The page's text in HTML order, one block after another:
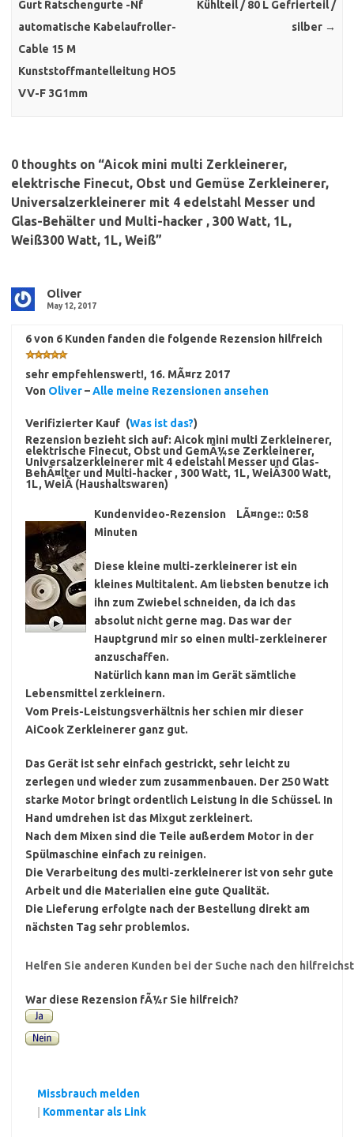
Gurt Ratschengurte -Nf
automatische Kabelaufroller-
Cable 15 M
Kunststoffmantelleitung HO5
VV-F 3G1mm
Kühlteil / 80 L Gefrierteil /
silber →
0 thoughts on “Aicok mini multi Zerkleinerer,
elektrische Finecut, Obst und Gemüse Zerkleinerer,
Universalzerkleinerer mit 4 edelstahl Messer und
Glas-Behälter und Multi-hacker , 300 Watt, 1L,
Weiß300 Watt, 1L, Weiß”
Oliver
May 12, 2017
6 von 6 Kunden fanden die folgende Rezension hilfreich
sehr empfehlenswert!, 16. MÃ¤rz 2017
Von Oliver–Alle meine Rezensionen ansehen
Verifizierter Kauf (Was ist das?)
Rezension bezieht sich auf: Aicok mini multi Zerkleinerer,
elektrische Finecut, Obst und GemÃ¼se Zerkleinerer,
Universalzerkleinerer mit 4 edelstahl Messer und Glas-
BehÃ¤lter und Multi-hacker , 300 Watt, 1L, WeiÃ300 Watt,
1L, WeiÃ (Haushaltswaren)
Kundenvideo-Rezension
LÃ¤nge:: 0:58
Minuten
Diese kleine multi-zerkleinerer ist ein
kleines Multitalent. Am liebsten benutze ich
ihn zum Zwiebel schneiden, da ich das
absolut nicht gerne mag. Das war der
Hauptgrund mir so einen multi-zerkleinerer
anzuschaffen.
Natürlich kann man im Gerät sämtliche
Lebensmittel zerkleinern.
Vom Preis-Leistungsverhältnis her schien mir dieser
AiCook Zerkleinerer ganz gut.
Das Gerät ist sehr einfach gestrickt, sehr leicht zu
zerlegen und wieder zum zusammenbauen. Der 250 Watt
starke Motor bringt ordentlich Leistung in die Schüssel. In
Hand umdrehen ist das Mixgut zerkleinert.
Nach dem Mixen sind die Teile außerdem Motor in der
Spülmaschine einfach zu reinigen.
Die Verarbeitung des multi-zerkleinerer ist von sehr gute
Arbeit und die Materialien eine gute Qualität.
Die Lieferung erfolgte nach der Bestellung direkt am
nächsten Tag sehr problemlos.
Helfen Sie anderen Kunden bei der Suche nach den
War diese Rezension fÃ¼r Sie hilfreich?
Missbrauch melden
Kommentar als Link